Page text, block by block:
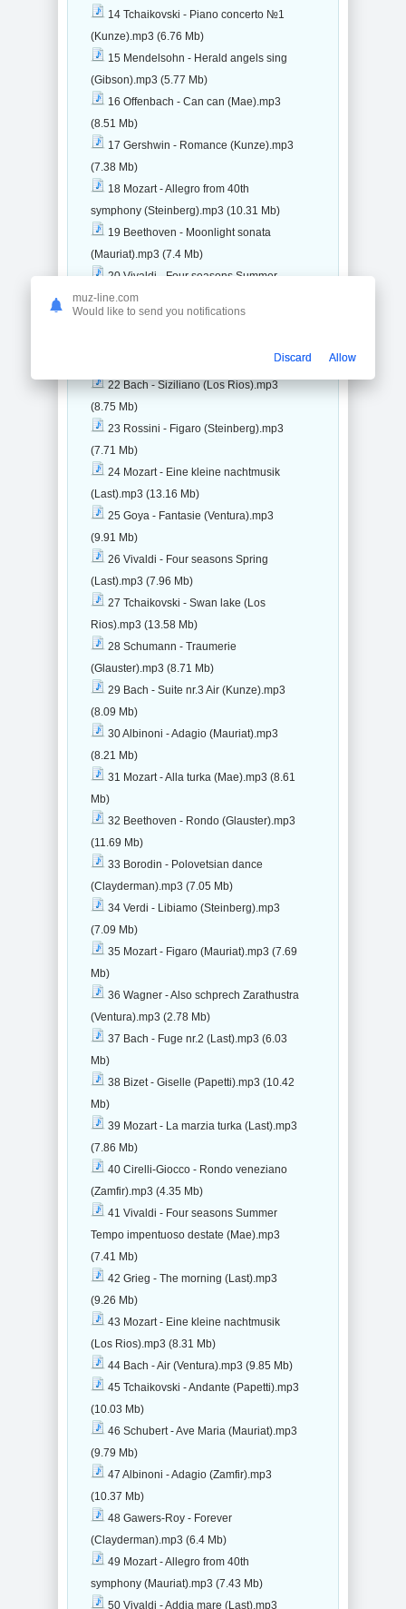
14 Tchaikovski - Piano concerto №1
(Kunze).mp3 (6.76 Mb)
15 Mendelsohn - Herald angels sing
(Gibson).mp3 (5.77 Mb)
16 Offenbach - Can can (Mae).mp3
(8.51 Mb)
17 Gershwin - Romance (Kunze).mp3
(7.38 Mb)
18 Mozart - Allegro from 40th
symphony (Steinberg).mp3 (10.31 Mb)
19 Beethoven - Moonlight sonata
(Mauriat).mp3 (7.4 Mb)
20 Vivaldi - Four seasons Summer
Tempo impentuoso destate re-edit vers.
(Mae).mp3 (8.59 Mb)
22 Bach - Siziliano (Los Rios).mp3
(8.75 Mb)
23 Rossini - Figaro (Steinberg).mp3
(7.71 Mb)
24 Mozart - Eine kleine nachtmusik
(Last).mp3 (13.16 Mb)
25 Goya - Fantasie (Ventura).mp3
(9.91 Mb)
26 Vivaldi - Four seasons Spring
(Last).mp3 (7.96 Mb)
27 Tchaikovski - Swan lake (Los
Rios).mp3 (13.58 Mb)
28 Schumann - Traumerie
(Glauster).mp3 (8.71 Mb)
29 Bach - Suite nr.3 Air (Kunze).mp3
(8.09 Mb)
30 Albinoni - Adagio (Mauriat).mp3
(8.21 Mb)
31 Mozart - Alla turka (Mae).mp3 (8.61
Mb)
32 Beethoven - Rondo (Glauster).mp3
(11.69 Mb)
33 Borodin - Polovetsian dance
(Clayderman).mp3 (7.05 Mb)
34 Verdi - Libiamo (Steinberg).mp3
(7.09 Mb)
35 Mozart - Figaro (Mauriat).mp3 (7.69
Mb)
36 Wagner - Also schprech Zarathustra
(Ventura).mp3 (2.78 Mb)
37 Bach - Fuge nr.2 (Last).mp3 (6.03
Mb)
38 Bizet - Giselle (Papetti).mp3 (10.42
Mb)
39 Mozart - La marzia turka (Last).mp3
(7.86 Mb)
40 Cirelli-Giocco - Rondo veneziano
(Zamfir).mp3 (4.35 Mb)
41 Vivaldi - Four seasons Summer
Tempo impentuoso destate (Mae).mp3
(7.41 Mb)
42 Grieg - The morning (Last).mp3
(9.26 Mb)
43 Mozart - Eine kleine nachtmusik
(Los Rios).mp3 (8.31 Mb)
44 Bach - Air (Ventura).mp3 (9.85 Mb)
45 Tchaikovski - Andante (Papetti).mp3
(10.03 Mb)
46 Schubert - Ave Maria (Mauriat).mp3
(9.79 Mb)
47 Albinoni - Adagio (Zamfir).mp3
(10.37 Mb)
48 Gawers-Roy - Forever
(Clayderman).mp3 (6.4 Mb)
49 Mozart - Allegro from 40th
symphony (Mauriat).mp3 (7.43 Mb)
50 Vivaldi - Addia mare (Last).mp3
muz-line.com
Would like to send you notifications
Discard Allow